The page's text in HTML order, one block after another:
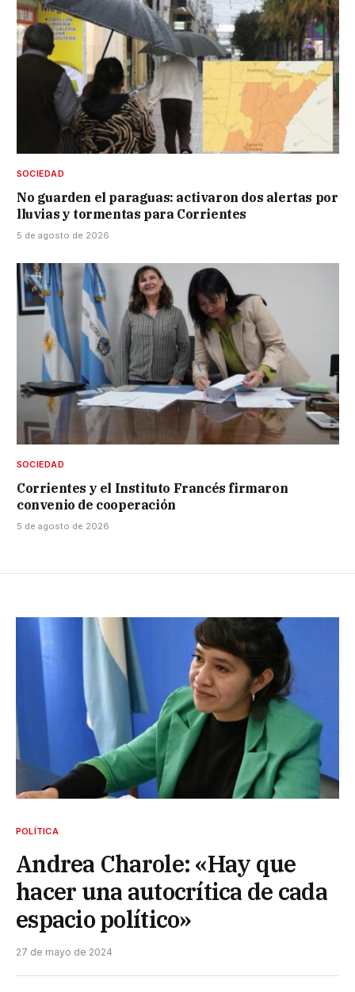
SOCIEDAD
No guarden el paraguas: activaron dos alertas por
lluvias y tormentas para Corrientes
5 de agosto de 2026
SOCIEDAD
Corrientes y el Instituto Francés firmaron
convenio de cooperación
5 de agosto de 2026
POLÍTICA
Andrea Charole: «Hay que
hacer una autocrítica de cada
espacio político»
27 de mayo de 2024